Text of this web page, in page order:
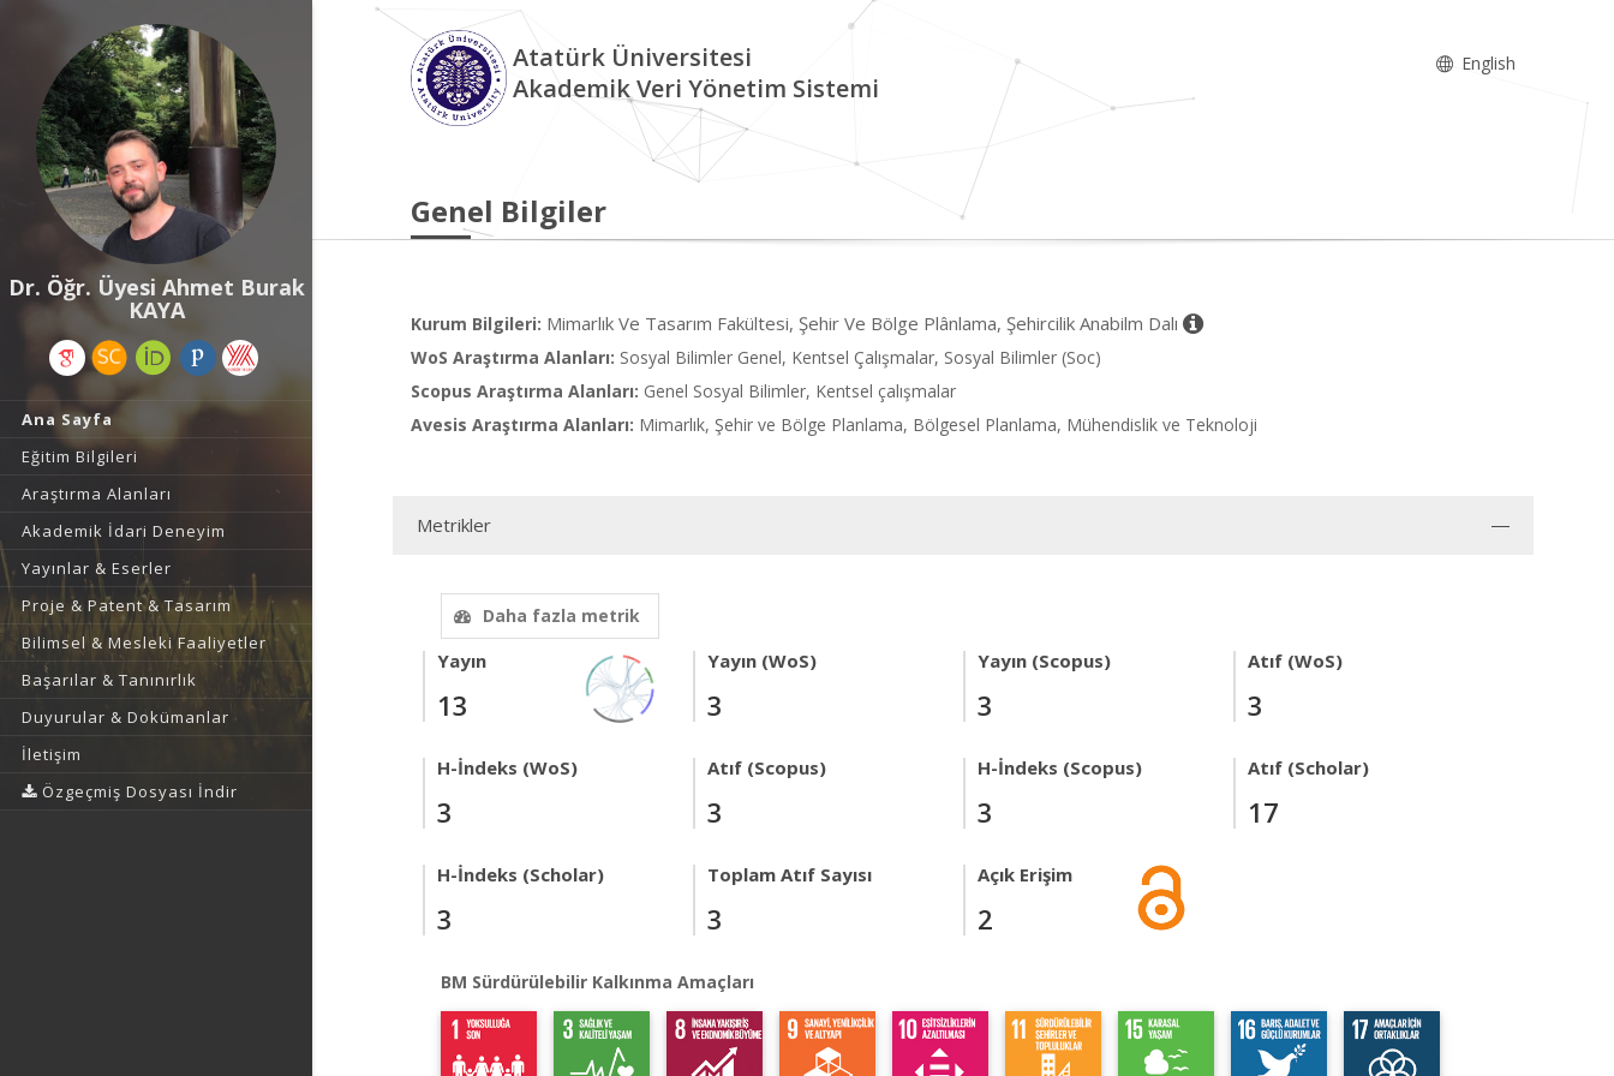
Dr. Öğr. Üyesi Ahmet Burak
KAYA
Ana Sayfa
Eğitim Bilgileri
Araştırma Alanları
Akademik İdari Deneyim
Yayınlar & Eserler
Proje & Patent & Tasarım
Bilimsel & Mesleki Faaliyetler
Başarılar & Tanınırlık
Duyurular & Dokümanlar
İletişim
Özgeçmiş Dosyası İndir
Atatürk Üniversitesi
Akademik Veri Yönetim Sistemi
English
Genel Bilgiler
Kurum Bilgileri: Mimarlık Ve Tasarım Fakültesi, Şehir Ve Bölge Plânlama, Şehircilik Anabilm Dalı
WoS Araştırma Alanları: Sosyal Bilimler Genel, Kentsel Çalışmalar, Sosyal Bilimler (Soc)
Scopus Araştırma Alanları: Genel Sosyal Bilimler, Kentsel çalışmalar
Avesis Araştırma Alanları: Mimarlık, Şehir ve Bölge Planlama, Bölgesel Planlama, Mühendislik ve Teknoloji
Metrikler
Daha fazla metrik
Yayın
13
Yayın (WoS)
3
Yayın (Scopus)
3
Atıf (WoS)
3
H-İndeks (WoS)
3
Atıf (Scopus)
3
H-İndeks (Scopus)
3
Atıf (Scholar)
17
H-İndeks (Scholar)
3
Toplam Atıf Sayısı
3
Açık Erişim
2
BM Sürdürülebilir Kalkınma Amaçları